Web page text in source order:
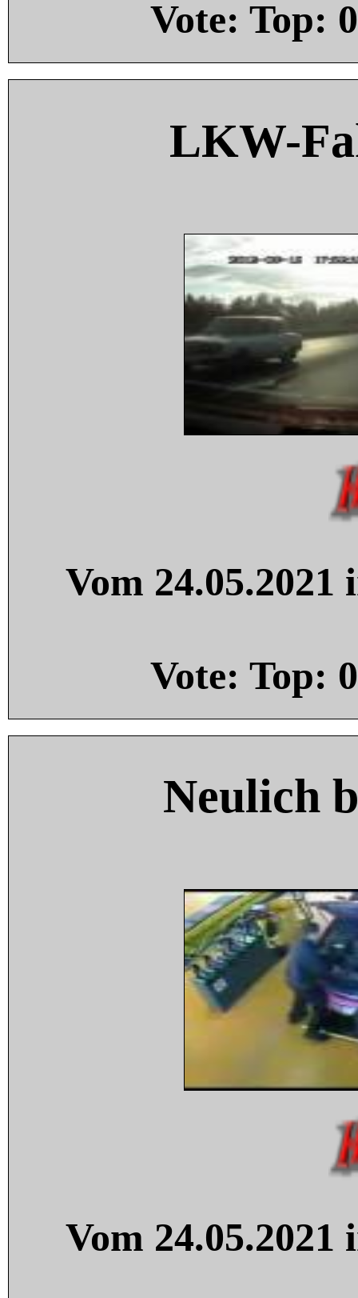
Vote: Top: 0
LKW-
Vom
Vote: Top: 0
Neulich
Vom